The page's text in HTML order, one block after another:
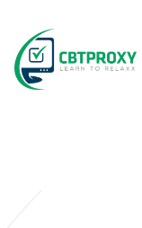
Certnexus est un